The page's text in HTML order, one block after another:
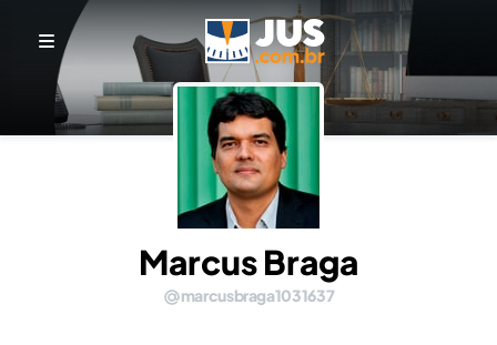
Marcus Braga
marcusbraga1031637